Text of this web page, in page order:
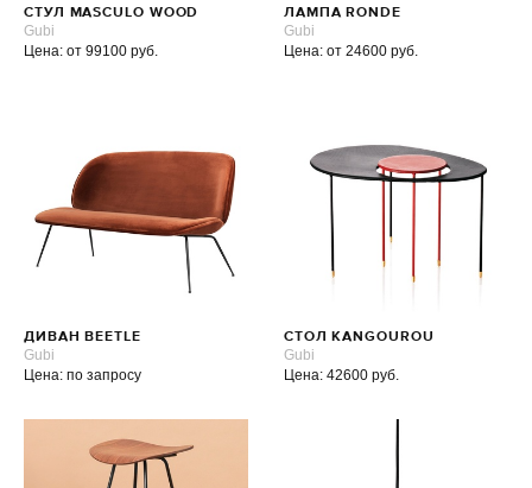
СТУЛ MASCULO WOOD
Gubi
Цена: от 99100 руб.
ЛАМПА RONDE
Gubi
Цена: от 24600 руб.
ДИВАН BEETLE
Gubi
Цена: по запросу
СТОЛ KANGOUROU
Gubi
Цена: 42600 руб.